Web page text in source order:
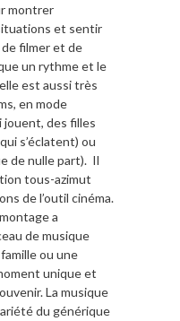
montrer
et sentir
filmer et de
un rythme et le
est aussi très
en mode
des filles
s’éclatent) ou
de nulle part). Il
tous-azimut
de l’outil cinéma.
a
de musique
ou une
unique et
La musique
du générique